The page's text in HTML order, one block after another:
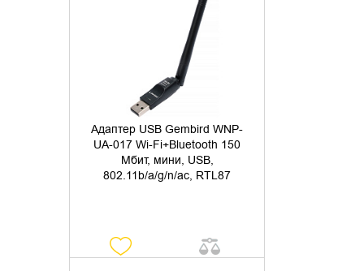
Адаптер USB Gembird WNP-
UA-017 Wi-Fi+Bluetooth 150
Мбит, мини, USB,
802.11b/a/g/n/ac, RTL87
УТОЧНИТЬ НАЛИЧИЕ